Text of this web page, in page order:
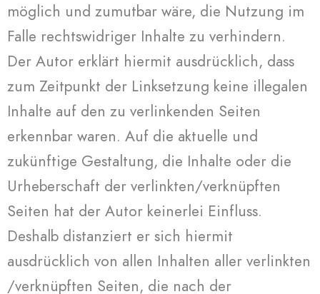
möglich und zumutbar wäre, die Nutzung im
Falle rechtswidriger Inhalte zu verhindern.
Der Autor erklärt hiermit ausdrücklich, dass
zum Zeitpunkt der Linksetzung keine illegalen
Inhalte auf den zu verlinkenden Seiten
erkennbar waren. Auf die aktuelle und
zukünftige Gestaltung, die Inhalte oder die
Urheberschaft der verlinkten/verknüpften
Seiten hat der Autor keinerlei Einfluss.
Deshalb distanziert er sich hiermit
ausdrücklich von allen Inhalten aller verlinkten
/verknüpften Seiten, die nach der